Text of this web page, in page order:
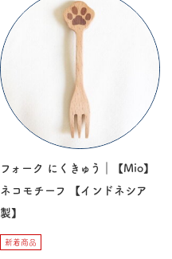
フォーク にくきゅう｜【Mio】
ネコモチーフ 【インドネシア
製】
新着商品